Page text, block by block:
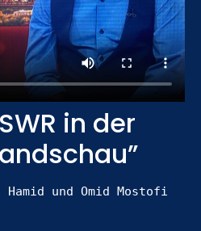
in der
Hamid und Omid Mostofi